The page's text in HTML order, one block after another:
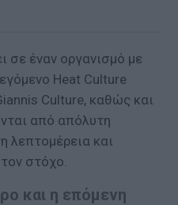
σε έναν οργανισμό με
Heat Culture
Culture, καθώς και
από απόλυτη
λεπτομέρεια και
στόχο.
και η επόμενη